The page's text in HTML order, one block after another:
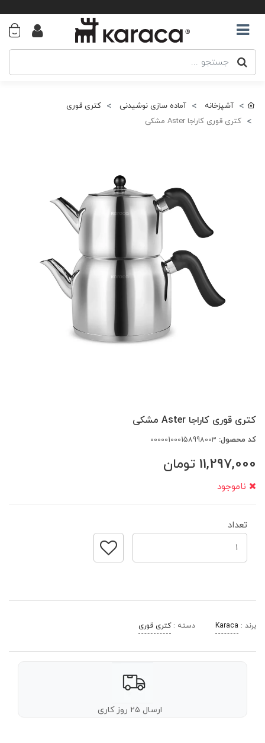
آشپزخانه آماده سازی نوشیدنی
کتری قوری
کتری قوری کاراجا Aster مشکی
کتری قوری کاراجا Aster مشکی
کد محصول:
11,297,000 تومان
ناموجود
تعداد
برند : Karaca دسته :کتری قوری
ارسال ۲۵ روز کاری